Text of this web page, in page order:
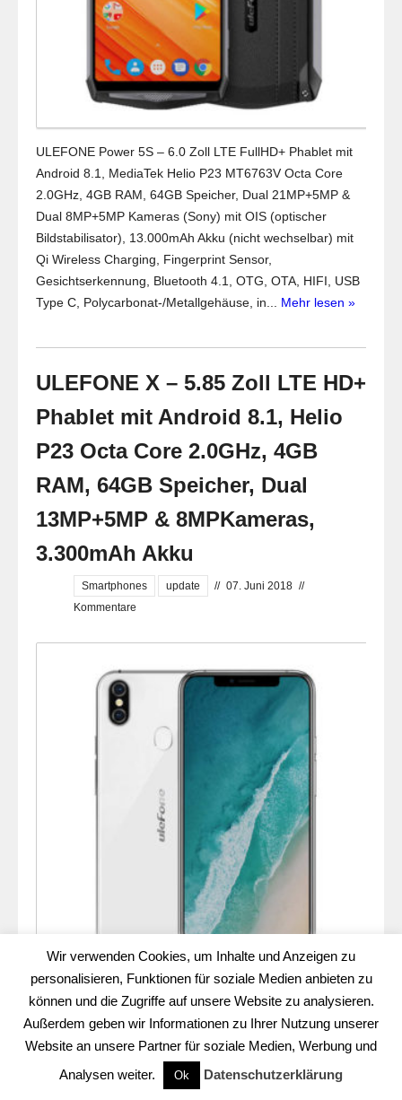
ULEFONE Power 5S – 6.0 Zoll LTE FullHD+ Phablet mit
Android 8.1, MediaTek Helio P23 MT6763V Octa Core
2.0GHz, 4GB RAM, 64GB Speicher, Dual 21MP+5MP &
Dual 8MP+5MP Kameras (Sony) mit OIS (optischer
Bildstabilisator), 13.000mAh Akku (nicht wechselbar) mit
Qi Wireless Charging, Fingerprint Sensor,
Gesichtserkennung, Bluetooth 4.1, OTG, OTA, HIFI, USB
Type C, Polycarbonat-/Metallgehäuse, in... Mehr lesen »
ULEFONE X – 5.85 Zoll LTE HD+
Phablet mit Android 8.1, Helio
P23 Octa Core 2.0GHz, 4GB
RAM, 64GB Speicher, Dual
13MP+5MP & 8MPKameras,
3.300mAh Akku
Smartphones update // 07. Juni 2018 //
Kommentare
ULEFONE X – 5.85 Zoll LTE HD+ Phablet mit Android 8.1,
MediaTek Helio P23 MT6763V Octa Core 2.0GHz, 4GB
RAM, 64GB Speicher, Dual 13MP+5MP & 8MP
(interpoliert auf 16MP & 13MP) Kameras mit OIS
(optischer Bildstabilisator), 3.300mAh Akku (nicht
Wir verwenden Cookies, um Inhalte und Anzeigen zu
personalisieren, Funktionen für soziale Medien anbieten zu
können und die Zugriffe auf unsere Website zu analysieren.
Außerdem geben wir Informationen zu Ihrer Nutzung unserer
Website an unsere Partner für soziale Medien, Werbung und
Analysen weiter.
Ok Datenschutzerklärung